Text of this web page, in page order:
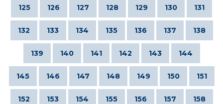
125 126 127 128 129 130 131
132 133 134 135 136 137 138
139 140 141 142 143 144
145 146 147 148 149 150 151
152 153 154 155 156 157 158